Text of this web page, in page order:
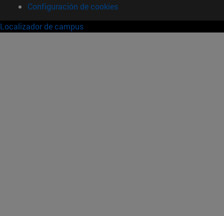
Configuración de cookies
Localizador de campus